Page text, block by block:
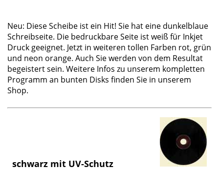
Neu: Diese Scheibe ist ein Hit! Sie hat eine dunkelblaue
Schreibseite. Die bedruckbare Seite ist weiß für Inkjet
Druck geeignet. Jetzt in weiteren tollen Farben rot, grün
und neon orange. Auch Sie werden von dem Resultat
begeistert sein. Weitere Infos zu unserem kompletten
Programm an bunten Disks finden Sie in unserem
Shop.
schwarz mit UV-Schutz